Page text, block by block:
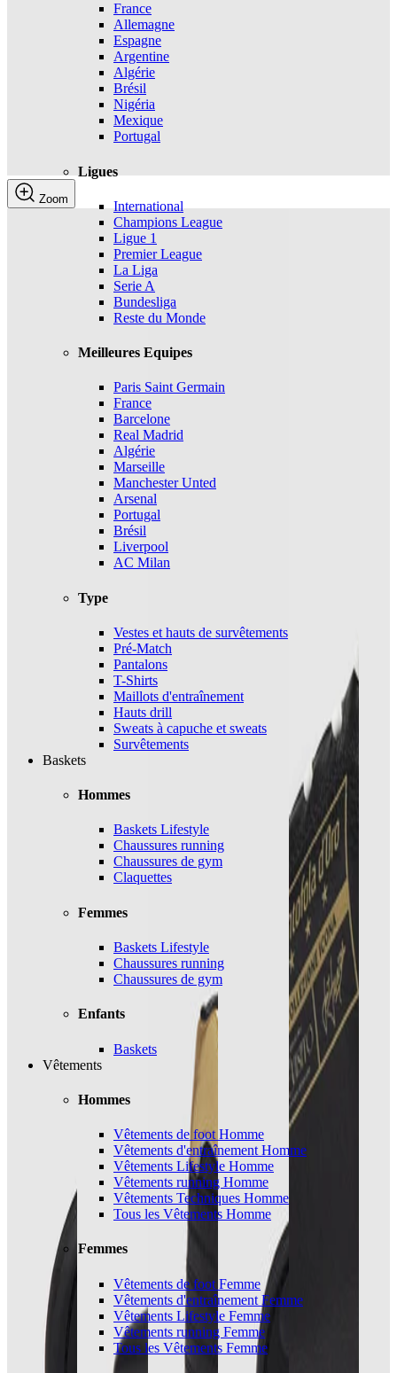
France
Allemagne
Espagne
Argentine
Algérie
Brésil
Nigéria
Mexique
Portugal
Ligues
International
Champions League
Ligue 1
Premier League
La Liga
Serie A
Bundesliga
Reste du Monde
Meilleures Equipes
Paris Saint Germain
France
Barcelone
Real Madrid
Algérie
Marseille
Manchester Unted
Arsenal
Portugal
Brésil
Liverpool
AC Milan
Type
Vestes et hauts de survêtements
Pré-Match
Pantalons
T-Shirts
Maillots d'entraînement
Hauts drill
Sweats à capuche et sweats
Survêtements
Baskets
Hommes
Baskets Lifestyle
Chaussures running
Chaussures de gym
Claquettes
Femmes
Baskets Lifestyle
Chaussures running
Chaussures de gym
Enfants
Baskets
Vêtements
Hommes
Vêtements de foot Homme
Vêtements d'entraînement Homme
Vêtements Lifestyle Homme
Vêtements running Homme
Vêtements Techniques Homme
Tous les Vêtements Homme
Femmes
Vêtements de foot Femme
Vêtements d'entraînement Femme
Vêtements Lifestyle Femme
Vêtements running Femme
Tous les Vêtements Femme
Zoom